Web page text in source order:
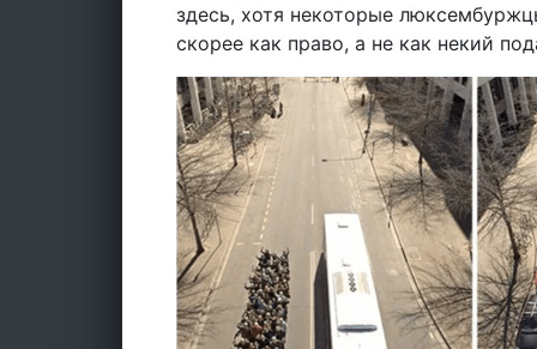
здесь, хотя некоторые
скорее как право, а не как некий